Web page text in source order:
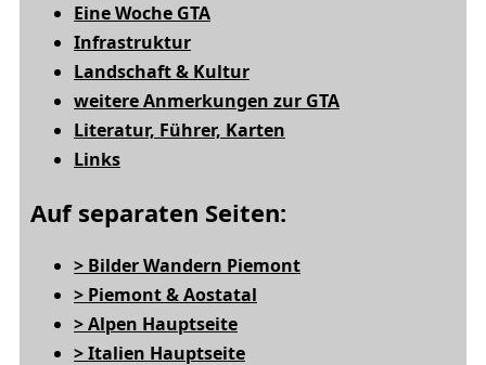
Eine Woche GTA
Infrastruktur
Landschaft & Kultur
weitere Anmerkungen zur GTA
Literatur, Führer, Karten
Links
Auf separaten Seiten:
> Bilder Wandern Piemont
> Piemont & Aostatal
> Alpen Hauptseite
> Italien Hauptseite